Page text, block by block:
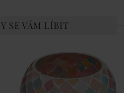
SE VÁM LÍBIT